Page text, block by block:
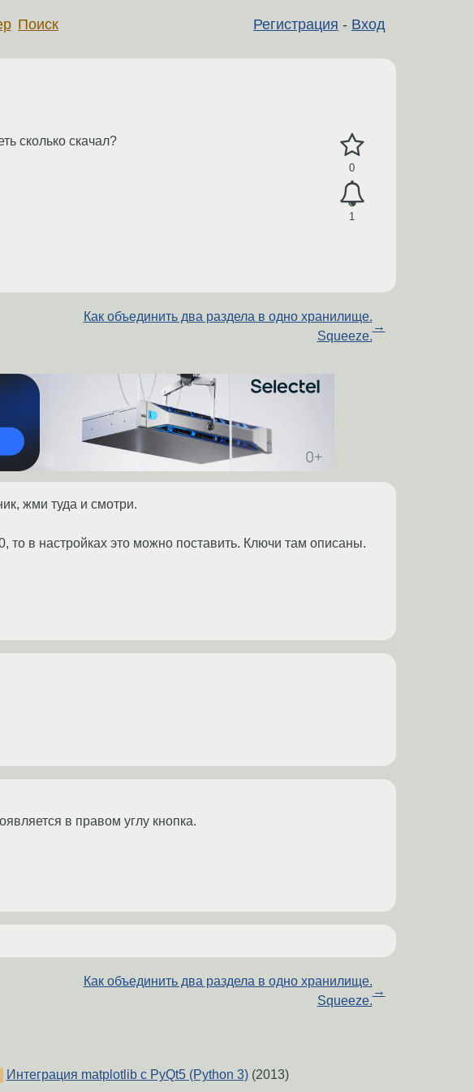
Регистрация - Вход
Поиск
0
1
сколько скачал?
Как объединить два раздела в одно хранилище.
Squeeze.
→
жми туда и смотри.
то в настройках это можно поставить. Ключи там описаны.
в правом углу кнопка.
Как объединить два раздела в одно хранилище.
Squeeze.
→
Интеграция matplotlib с PyQt5 (Python 3)(2013)